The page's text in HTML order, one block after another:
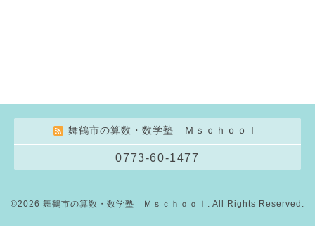
舞鶴市の算数・数学塾 Ｍｓｃｈｏｏｌ
0773-60-1477
©2026 舞鶴市の算数・数学塾 Ｍｓｃｈｏｏｌ . All Rights Reserved.